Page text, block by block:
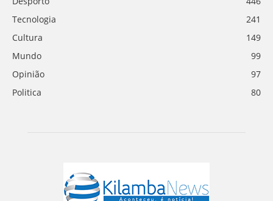
Tecnologia
241
Cultura
149
Mundo
99
Opinião
97
Politica
80